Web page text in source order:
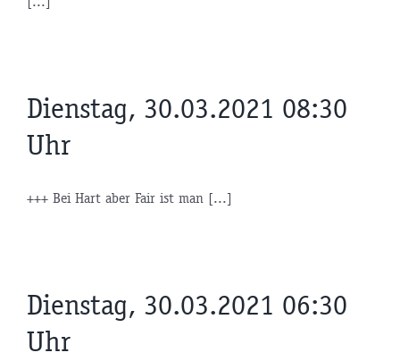
Dienstag, 30.03.2021 08:30
Uhr
+++ Bei Hart aber Fair ist man [...]
Dienstag, 30.03.2021 06:30
Uhr